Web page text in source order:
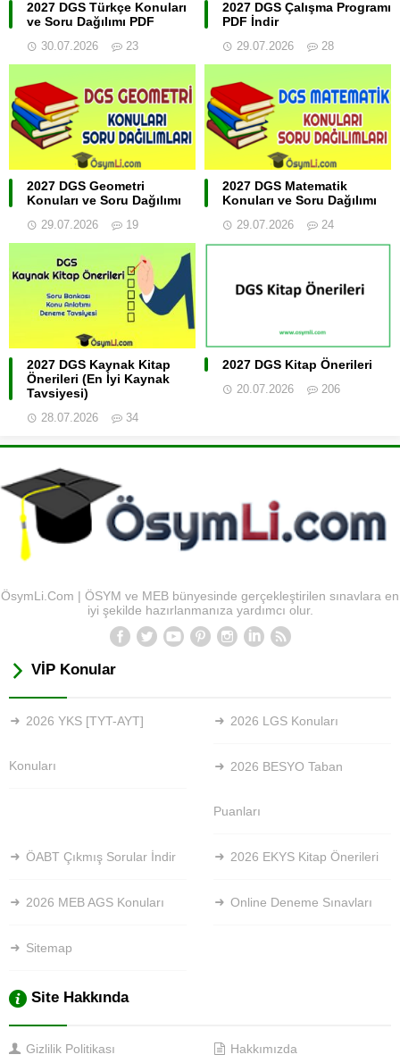
2027 DGS Türkçe Konuları
ve Soru Dağılımı PDF
30.07.2026 23
2027 DGS Çalışma Programı
PDF İndir
29.07.2026 28
2027 DGS Geometri
Konuları ve Soru Dağılımı
29.07.2026 19
2027 DGS Matematik
Konuları ve Soru Dağılımı
29.07.2026 24
2027 DGS Kaynak Kitap
Önerileri (En İyi Kaynak
Tavsiyesi)
28.07.2026 34
2027 DGS Kitap Önerileri
20.07.2026 206
ÖsymLi.Com | ÖSYM ve MEB bünyesinde gerçekleştirilen sınavlara en
iyi şekilde hazırlanmanıza yardımcı olur.
VİP Konular
2026 YKS [TYT-AYT]
Konuları
2026 LGS Konuları
2026 BESYO Taban
Puanları
ÖABT Çıkmış Sorular İndir 2026 EKYS Kitap Önerileri
2026 MEB AGS Konuları Online Deneme Sınavları
Sitemap
Site Hakkında
Gizlilik Politikası Hakkımızda